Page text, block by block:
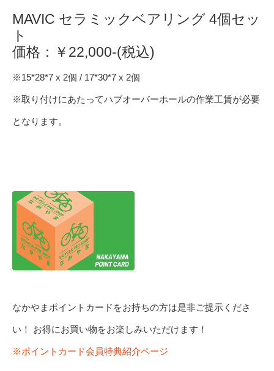
MAVIC セラミックベアリング 4個セッ
ト
価格：￥22,000-(税込)
※15*28*7 x 2個 / 17*30*7 x 2個
※取り付けにあたってハブオーバーホールの作業工賃が必要
となります。
なかやまポイントカードをお持ちの方は是非ご提示くださ
い！ お得にお買い物をお楽しみいただけます！
※ポイントカード会員特典紹介ページ